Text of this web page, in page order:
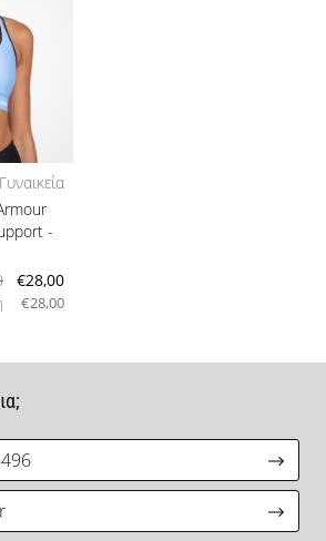
Γυναικεία
-
€28,00
€28,00